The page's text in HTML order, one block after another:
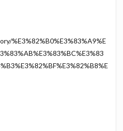
%E3%82%B0%E3%83%A9%E